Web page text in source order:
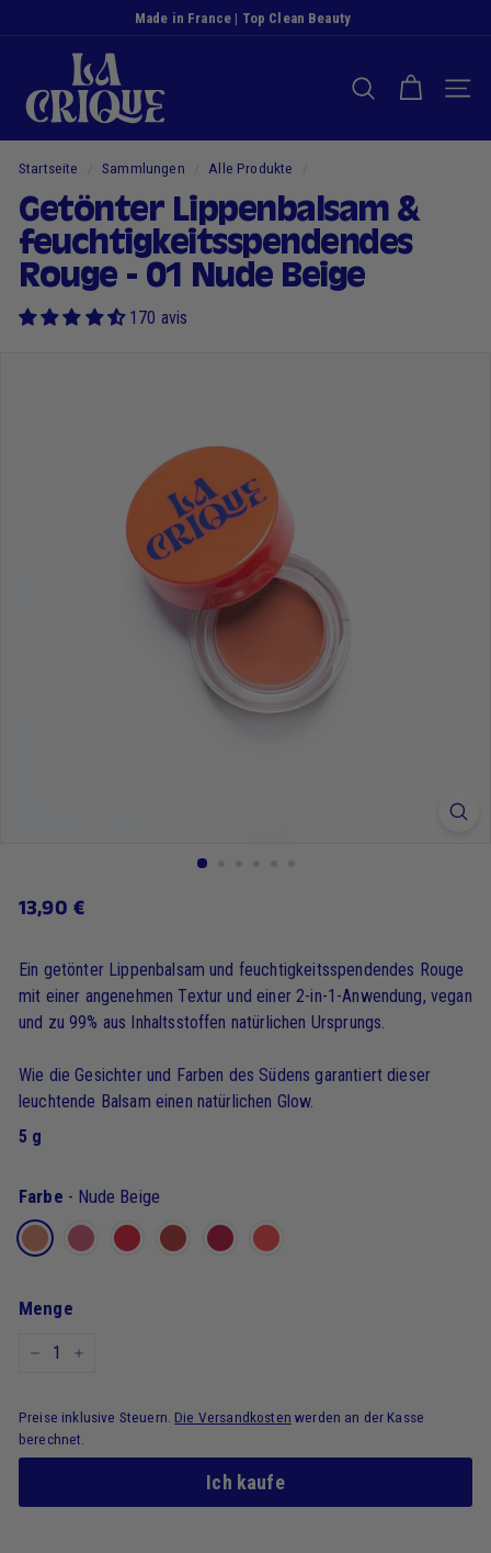
Made in France | Top Clean Beauty
e
B
u
c
h
t
SUCHE NACH
Startseite Sammlungen Alle Produkte
Getönter Lippenbalsam &
feuchtigkeitsspendendes
Rouge - 01 Nude Beige
170 avis
Regulärer
13,90 €13,90
Ein getönter Lippenbalsam und feuchtigkeitsspendendes Rouge
mit einer angenehmen Textur und einer 2-in-1-Anwendung, vegan
und zu 99% aus Inhaltsstoffen natürlichen Ursprungs.
Wie die Gesichter und Farben des Südens garantiert dieser
leuchtende Balsam einen natürlichen Glow.
5 g
Farbe - Nude Beige
Menge
Preise inklusive Steuern. Die Versandkosten werden an der Kasse
berechnet.
Ich kaufe